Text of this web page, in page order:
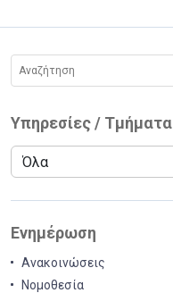
Υπηρεσίες / Τμήματα
Ενημέρωση
Ανακοινώσεις
Νομοθεσία